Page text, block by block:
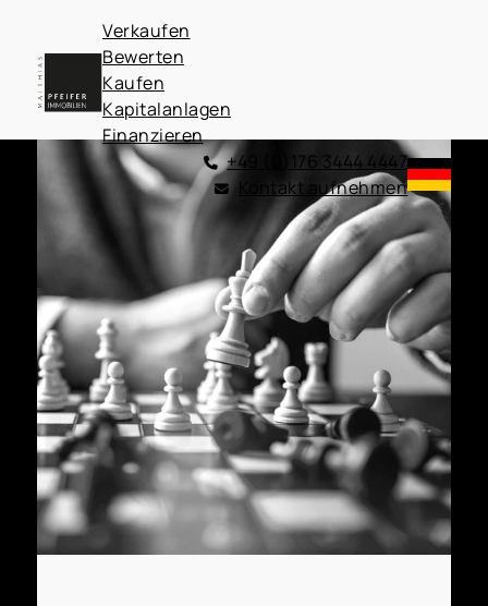
Verkaufen
Bewerten
Kaufen
Kapitalanlagen
Finanzieren
+49 (0)176 3444 4447
Kontakt aufnehmen